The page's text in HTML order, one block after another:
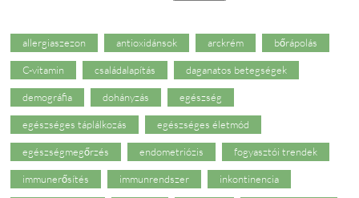
teher
rajtuk
allergiaszezon antioxidánsok arckrém bőrápolás
C-vitamin családalapítás daganatos betegségek
demográfia dohányzás egészség
egészséges táplálkozás egészséges életmód
egészségmegőrzés endometriózis fogyasztói trendek
immunerősítés immunrendszer inkontinencia